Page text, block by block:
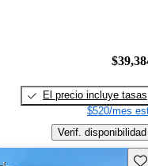
El precio incluye tasas
$520/mes
Verif. disponibilidad